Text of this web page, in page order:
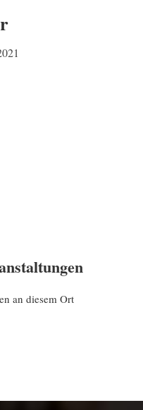
an diesem Ort